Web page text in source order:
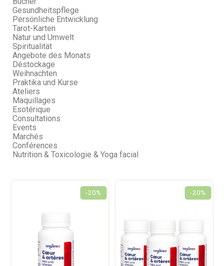
Gesundheitspflege
Persönliche Entwicklung
Tarot-Karten
Natur und Umwelt
Spiritualität
Angebote des Monats
Déstockage
Weihnachten
Praktika und Kurse
Ateliers
Maquillages
Esotérique
Consultations
Events
Marchés
Conférences
Nutrition & Toxicologie & Yoga facial
-20% -20%